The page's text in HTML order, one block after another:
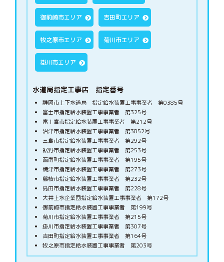
御前崎市エリア 吉田町エリア
牧之原市エリア 菊川市エリア
掛川市エリア
水道局指定工事店 指定番号
静岡市上下水道局 指定給水装置工事事業者 第0385号
富士市指定給水装置工事事業者 第325号
富士宮市指定給水装置工事事業者 第212号
沼津市指定給水装置工事事業者 第3852号
三島市指定給水装置工事事業者 第292号
裾野市指定給水装置工事事業者 第253号
函南町指定給水装置工事事業者 第195号
焼津市指定給水装置工事事業者 第273号
藤枝市指定給水装置工事事業者 第232号
島田市指定給水装置工事事業者 第228号
大井上水企業団指定給水装置工事事業者 第172号
御前崎市指定給水装置工事事業者 第199号
菊川市指定給水装置工事事業者 第215号
掛川市指定給水装置工事事業者 第307号
吉田町指定給水装置工事事業者 第164号
牧之原市指定給水装置工事事業者 第203号